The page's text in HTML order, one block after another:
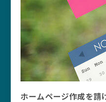
ホームページ作成を請